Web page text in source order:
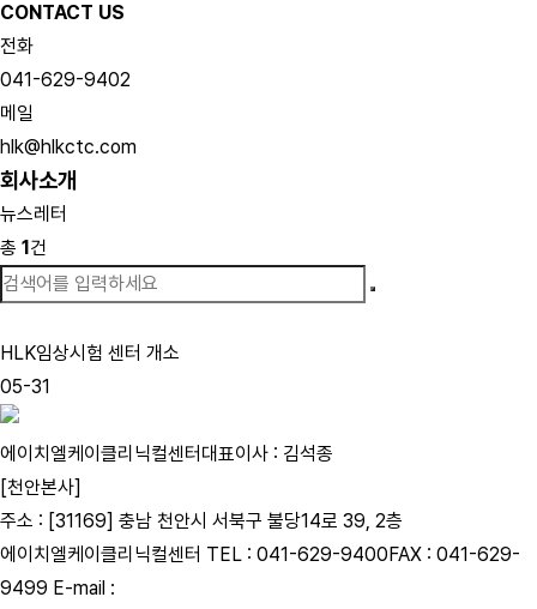
CONTACT US
전화
041-629-9402
메일
hlk@hlkctc.com
회사소개
뉴스레터
총 1건
HLK임상시험 센터 개소
05-31
에이치엘케이클리닉컬센터 대표이사 : 김석종
[천안본사]
주소 : [31169] 충남 천안시 서북구 불당14로 39, 2층
에이치엘케이클리닉컬센터 TEL : 041-629-9400FAX : 041-629-
9499 E-mail :